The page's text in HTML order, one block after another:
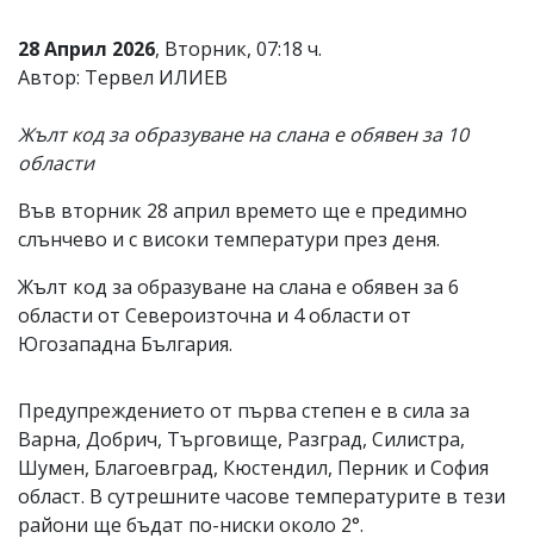
читателите
и
редакцията
носи
отговорност
за
Ако
откриете
за
вас
коментар,
моля
28 Април 2026, Вторник, 07:18 ч.
Автор: Тервел ИЛИЕВ
Жълт код за образуване на слана е обявен за 10
области
Във вторник 28 април времето ще е предимно
слънчево и с високи температури през деня.
Жълт код за образуване на слана е обявен за 6
области от Североизточна и 4 области от
Югозападна България.
Предупреждението от първа степен е в сила за
Варна, Добрич, Търговище, Разград, Силистра,
Шумен, Благоевград, Кюстендил, Перник и София
област. В сутрешните часове температурите в тези
райони ще бъдат по-ниски около 2°.